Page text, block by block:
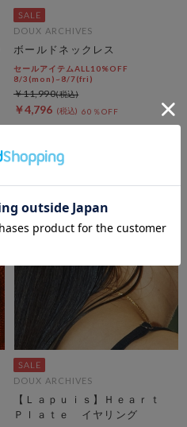
DOUX ARCHIVES
ボールドネックレス
セールアイテムALL10%OFF
8/3(mon)~8/7(fri)
￥4,796 60％OFF
￥11,990
DOUX ARCHIVES
【Ｌａｐｕｉｓ】Ｈｅａｒｔ
Ｐｌａｔｅ イヤリング